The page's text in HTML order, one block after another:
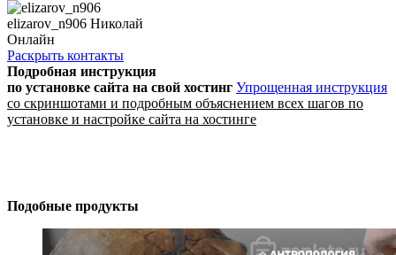
elizarov_n906 Николай
Онлайн
Раскрыть контакты
Подробная инструкция
по установке сайта на свой хостинг Упрощенная инструкция
со скриншотами и подробным объяснением всех шагов по
установке и настройке сайта на хостинге
Подобные продукты